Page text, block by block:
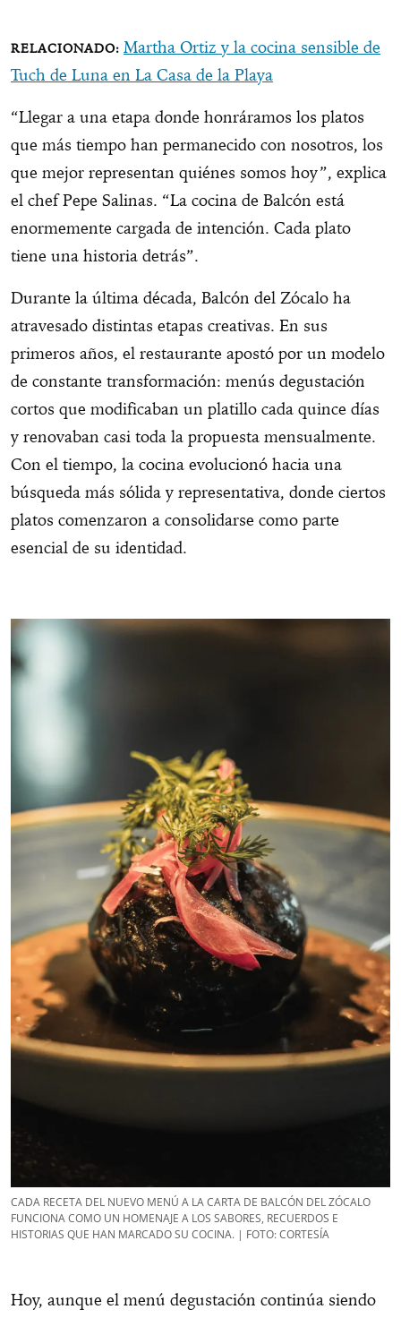
Martha Ortiz y la cocina sensible de
Tuch de Luna en La Casa de la Playa
“Llegar a una etapa donde honráramos los platos
que más tiempo han permanecido con nosotros, los
que mejor representan quiénes somos hoy”, explica
el chef Pepe Salinas. “La cocina de Balcón está
enormemente cargada de intención. Cada plato
tiene una historia detrás”.
Durante la última década, Balcón del Zócalo ha
atravesado distintas etapas creativas. En sus
primeros años, el restaurante apostó por un modelo
de constante transformación: menús degustación
cortos que modificaban un platillo cada quince días
y renovaban casi toda la propuesta mensualmente.
Con el tiempo, la cocina evolucionó hacia una
búsqueda más sólida y representativa, donde ciertos
platos comenzaron a consolidarse como parte
esencial de su identidad.
CADA RECETA DEL NUEVO MENÚ A LA CARTA DE BALCÓN DEL ZÓCALO
FUNCIONA COMO UN HOMENAJE A LOS SABORES, RECUERDOS E
HISTORIAS QUE HAN MARCADO SU COCINA. | FOTO: CORTESÍA
Hoy, aunque el menú degustación continúa siendo